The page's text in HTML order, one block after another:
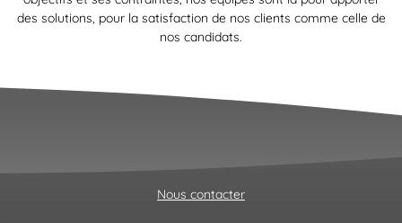
des solutions, pour la satisfaction de nos clients comme celle de
nos candidats.
Nous contacter